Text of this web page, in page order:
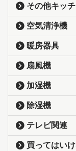
その他キッ
空気清浄機
暖房器具
扇風機
加湿機
除湿機
テレビ関連
買ってはい